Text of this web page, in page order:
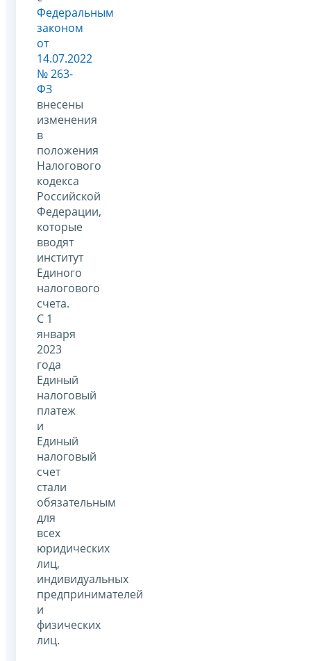
Федеральным
законом
от
14.07.2022
№ 263-
ФЗ
внесены
изменения
в
положения
Налогового
кодекса
Российской
Федерации,
которые
вводят
институт
Единого
налогового
счета.
С 1
января
2023
года
Единый
налоговый
платеж
и
Единый
налоговый
счет
стали
обязательным
для
всех
юридических
лиц,
индивидуальных
предпринимателей
и
физических
лиц.